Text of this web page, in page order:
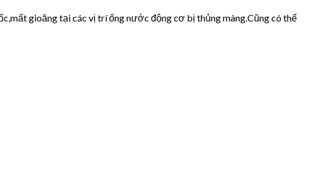
gioăng tại các vị trí ống nước động cơ bị thủng màng.Cũng có thể